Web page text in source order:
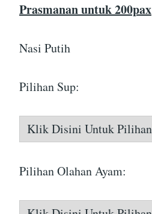
Prasmanan untuk 200pax
Nasi Putih
Pilihan Sup:
Pilihan Olahan Ayam: